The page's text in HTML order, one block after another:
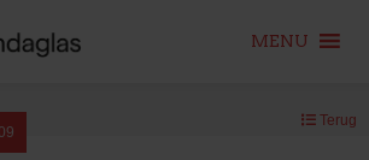
MENU
Terug